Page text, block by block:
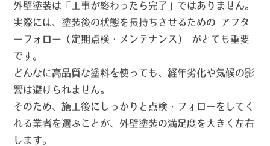
外壁塗装は「工事が終わったら完了」ではありません。
実際には、塗装後の状態を長持ちさせるための
アフタ
ーフォロー（定期点検・メンテナンス）
がとても重要
です。
どんなに高品質な塗料を使っても、経年劣化や気候の影
響は避けられません。
そのため、施工後にしっかりと点検・フォローをしてく
れる業者を選ぶことが、外壁塗装の満足度を大きく左右
します。